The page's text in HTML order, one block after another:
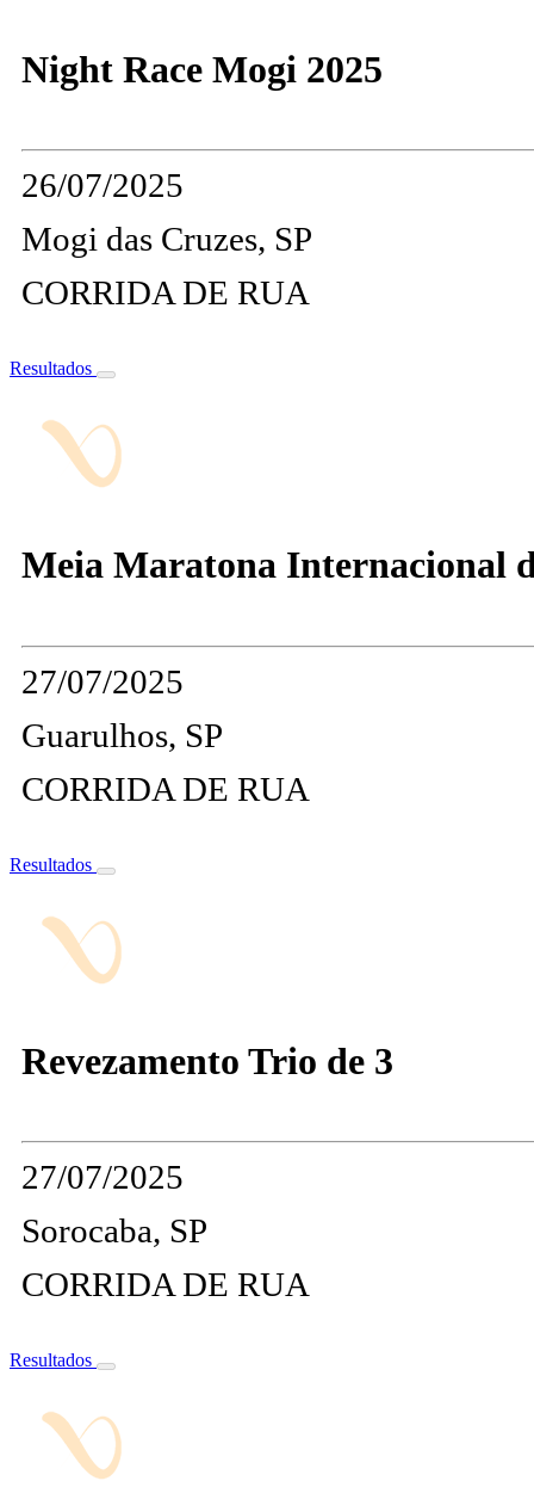
Night Race Mogi 2025
26/07/2025
Mogi das Cruzes, SP
CORRIDA DE RUA
Resultados
Meia Maratona Internacional
27/07/2025
Guarulhos, SP
CORRIDA DE RUA
Resultados
Revezamento Trio de 3
27/07/2025
Sorocaba, SP
CORRIDA DE RUA
Resultados